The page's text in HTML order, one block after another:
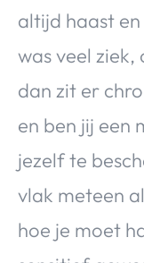
altijd haast
was veel
dan zit er
en ben jij een
jezelf te
vlak meteen
hoe je moet